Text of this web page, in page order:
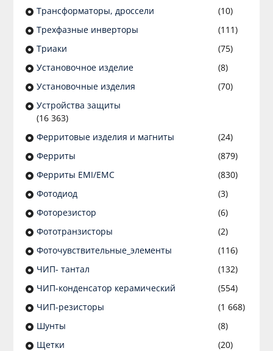
Трансформаторы, дроссели
(10)
Трехфазные инверторы
(111)
Триаки
(75)
Установочное изделие
(8)
Установочные изделия
(70)
Устройства защиты
(16 363)
Ферритовые изделия и магниты
(24)
Ферриты
(879)
Ферриты EMI/EMC
(830)
Фотодиод
(3)
Фоторезистор
(6)
Фототранзисторы
(2)
Фоточувствительные_элементы
(116)
ЧИП- тантал
(132)
ЧИП-конденсатор керамический
(554)
ЧИП-резисторы
(1 668)
Шунты
(8)
Щетки
(20)